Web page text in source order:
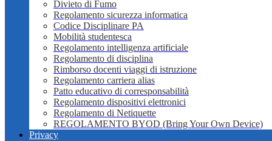
Divieto di Fumo
Regolamento sicurezza informatica
Codice Disciplinare PA
Mobilità studentesca
Regolamento intelligenza artificiale
Regolamento di disciplina
Rimborso docenti viaggi di istruzione
Regolamento carriera alias
Patto educativo di corresponsabilità
Regolamento dispositivi elettronici
Regolamento di Netiquette
REGOLAMENTO BYOD (Bring Your Own Device)
Privacy